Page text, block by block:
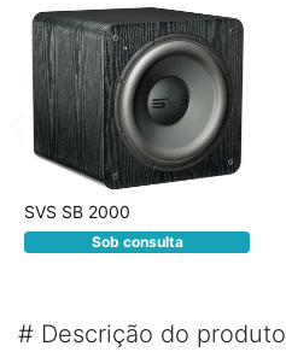
SVS SB 2000
Sob consulta
# Descrição do produto